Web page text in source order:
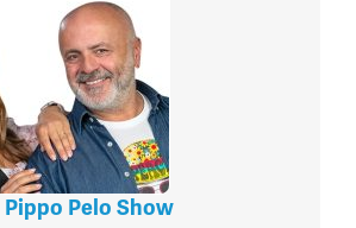
Pippo Pelo Show